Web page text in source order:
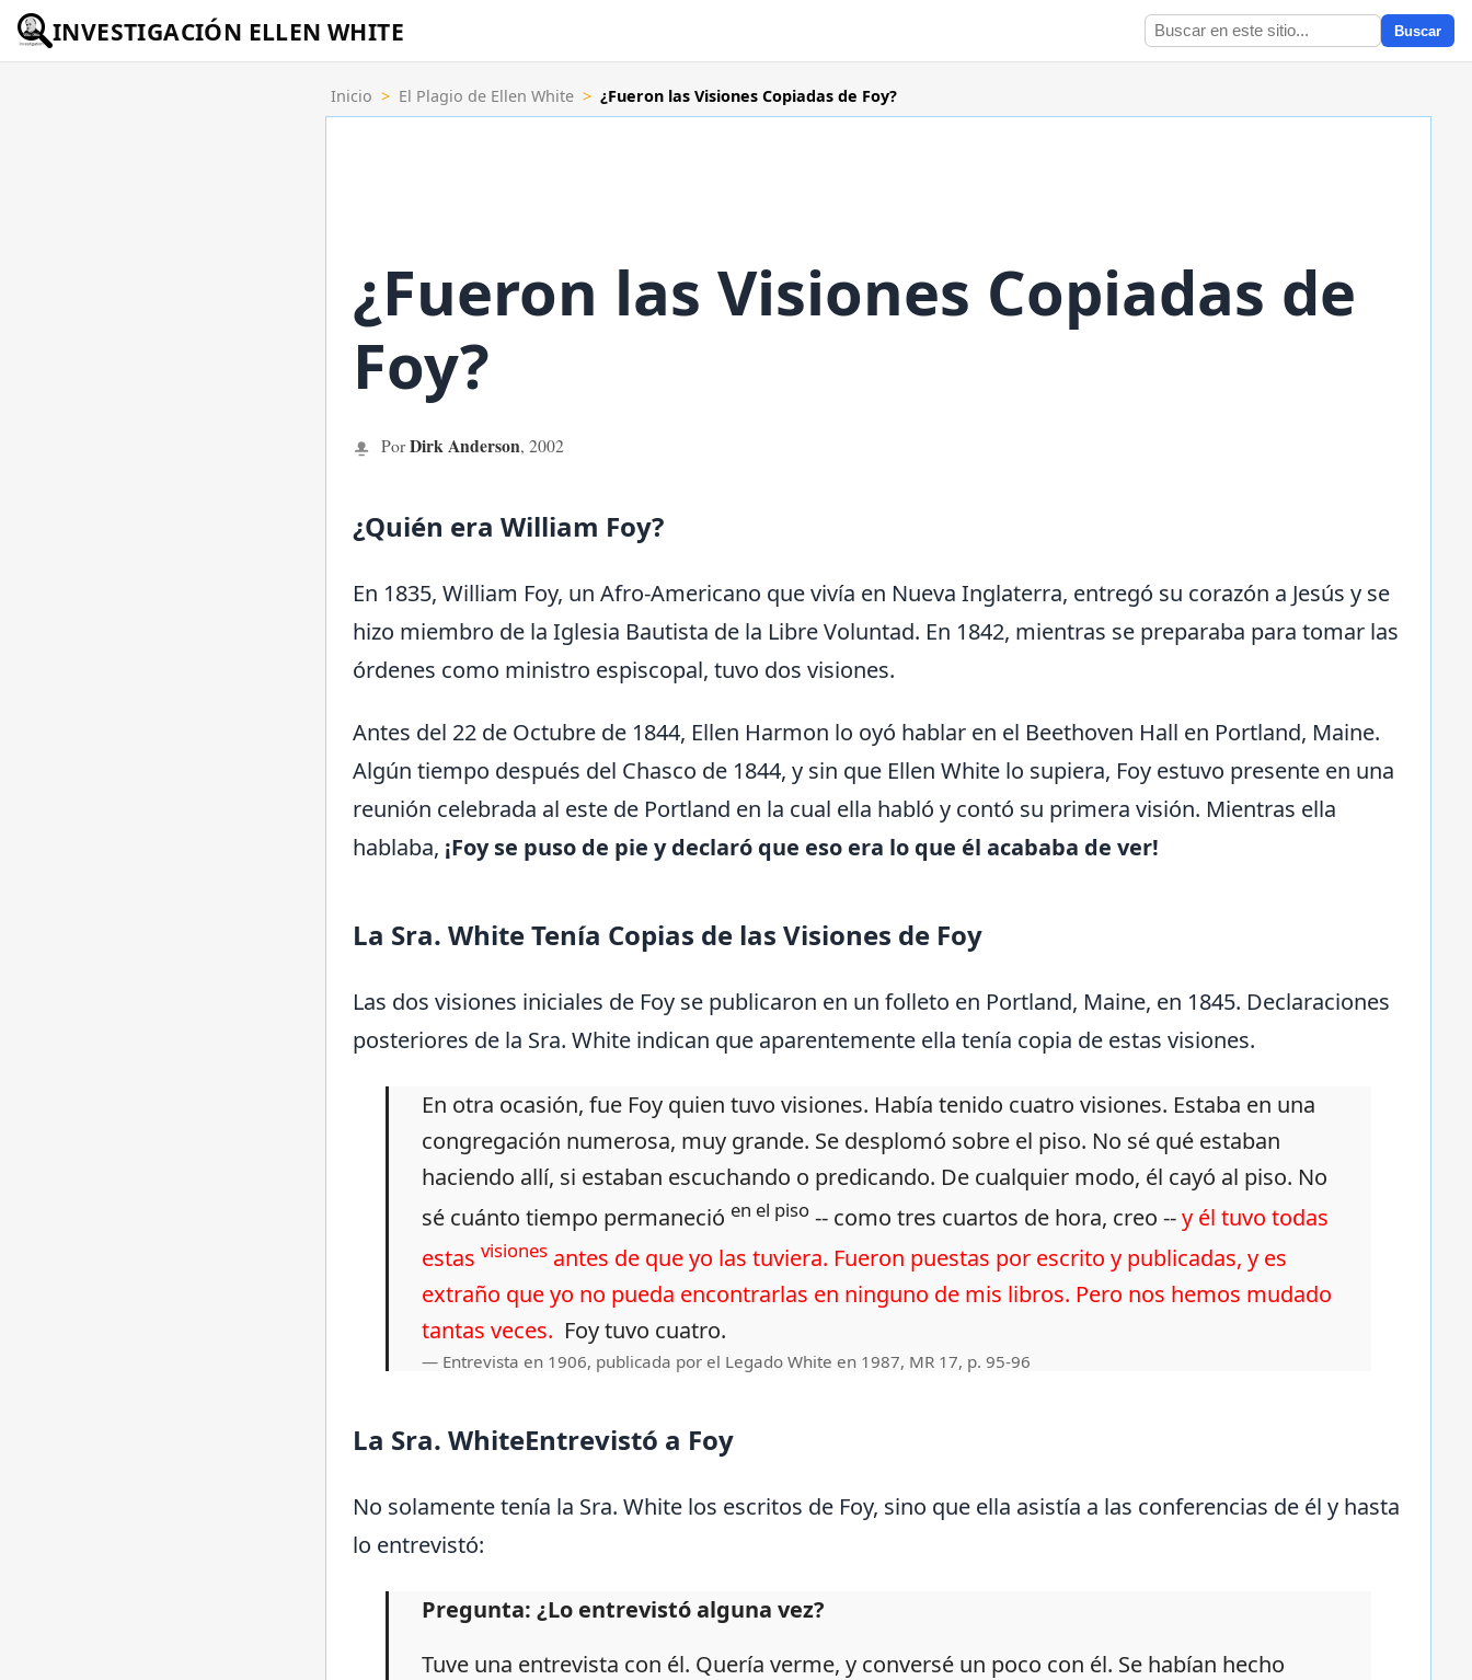
INVESTIGACIÓN ELLEN WHITE Buscar
Inicio > El Plagio de Ellen White > ¿Fueron las Visiones Copiadas de Foy?
¿Fueron las Visiones Copiadas de
Foy?
PorDirk Anderson, 2002
¿Quién era William Foy?
En 1835, William Foy, un Afro-Americano que vivía en Nueva Inglaterra, entregó su corazón a Jesús y se
hizo miembro de la Iglesia Bautista de la Libre Voluntad. En 1842, mientras se preparaba para tomar las
órdenes como ministro espiscopal, tuvo dos visiones.
Antes del 22 de Octubre de 1844, Ellen Harmon lo oyó hablar en el Beethoven Hall en Portland, Maine.
Algún tiempo después del Chasco de 1844, y sin que Ellen White lo supiera, Foy estuvo presente en una
reunión celebrada al este de Portland en la cual ella habló y contó su primera visión. Mientras ella
hablaba, ¡Foy se puso de pie y declaró que eso era lo que él acababa de ver!
La Sra. White Tenía Copias de las Visiones de Foy
Las dos visiones iniciales de Foy se publicaron en un folleto en Portland, Maine, en 1845. Declaraciones
posteriores de la Sra. White indican que aparentemente ella tenía copia de estas visiones.
En otra ocasión, fue Foy quien tuvo visiones. Había tenido cuatro visiones. Estaba en una
congregación numerosa, muy grande. Se desplomó sobre el piso. No sé qué estaban
haciendo allí, si estaban escuchando o predicando. De cualquier modo, él cayó al piso. No
sé cuánto tiempo permaneció en el piso -- como tres cuartos de hora, creo --y él tuvo todas
estas visiones antes de que yo las tuviera. Fueron puestas por escrito y publicadas, y es
extraño que yo no pueda encontrarlas en ninguno de mis libros. Pero nos hemos mudado
tantas veces. Foy tuvo cuatro.
Entrevista en 1906, publicada por el Legado White en 1987, MR 17, p. 95-96
La Sra. WhiteEntrevistó a Foy
No solamente tenía la Sra. White los escritos de Foy, sino que ella asistía a las conferencias de él y hasta
lo entrevistó:
Pregunta: ¿Lo entrevistó alguna vez?
Tuve una entrevista con él. Quería verme, y conversé un poco con él. Se habían hecho